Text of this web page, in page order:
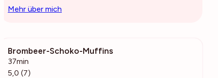
Mehr über mich
Brombeer-Schoko-Muffins
37min
5,0 (7)